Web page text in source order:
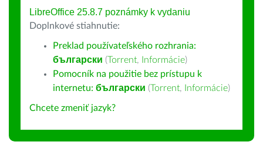
LibreOffice 25.8.7 poznámky k vydaniu
Doplnkové stiahnutie:
Preklad používateľského rozhrania:
български (Torrent, Informácie)
Pomocník na použitie bez prístupu k
internetu: български (Torrent, Informácie)
Chcete zmeniť jazyk?